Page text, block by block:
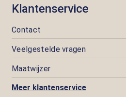
Klantenservice
Contact
Veelgestelde vragen
Maatwijzer
Meer klantenservice